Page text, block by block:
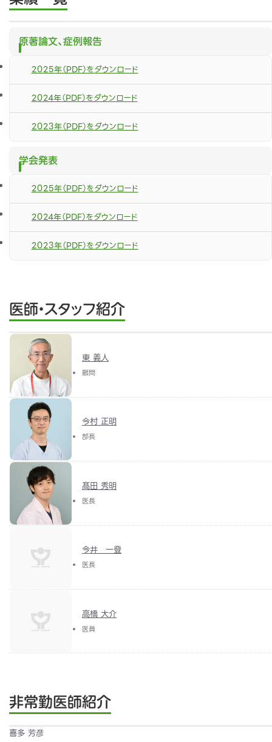
原著論文、症例報告
2025年（PDF）をダウンロード
2024年（PDF）をダウンロード
2023年（PDF）をダウンロード
学会発表
2025年（PDF）をダウンロード
2024年（PDF）をダウンロード
2023年（PDF）をダウンロード
医師・スタッフ紹介
東 義人
顧問
今村 正明
部長
髙田 秀明
医長
今井 一登
医長
高橋 大介
医員
非常勤医師紹介
喜多 芳彦